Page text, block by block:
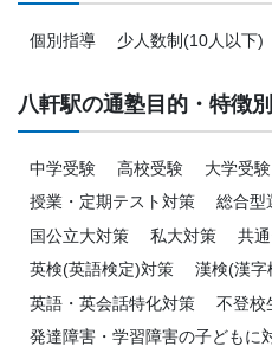
個別指導 少人数制(10人以下)
八軒駅の通塾目的・特徴
中学受験 高校受験 大学受験
授業・定期テスト対策
総合型
国公立大対策
私大対策
共
英検(英語検定)対策
漢検(漢字
英語・英会話特化対策
不登校
発達障害・学習障害の子どもに